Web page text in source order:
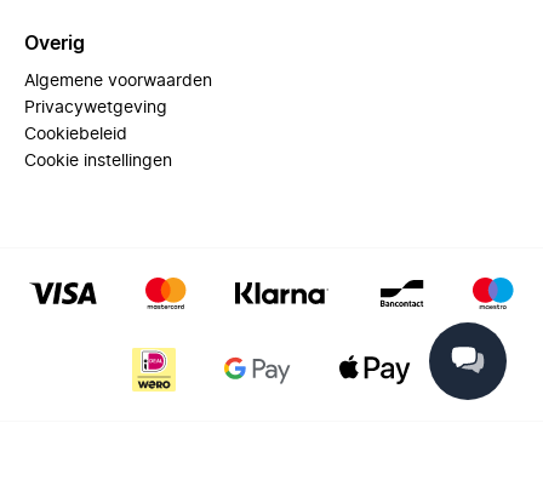
Overig
Algemene voorwaarden
Privacywetgeving
Cookiebeleid
Cookie instellingen